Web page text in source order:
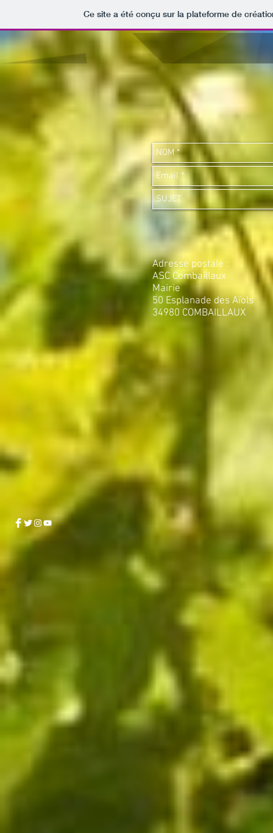
Ce site a été conçu sur la plateforme de
Adresse postale :
ASC Combaillaux
Mairie
50 Esplanade des Aïols
34980 COMBAILLAUX